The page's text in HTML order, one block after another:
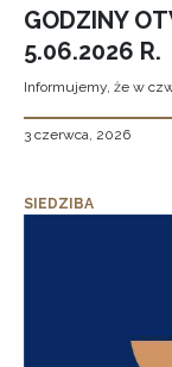
GODZINY
5.06.2026 R.
Informujemy, że w
3 czerwca, 2026
SIEDZIBA